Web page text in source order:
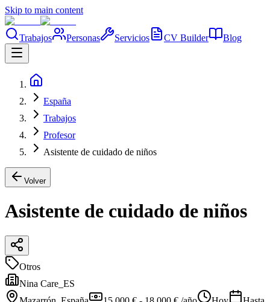
Skip to main content
Trabajos Personas Servicios CV Builder Blog
España
Trabajos
Profesor
Asistente de cuidado de niños
Volver
Asistente de cuidado de niños
Otros
Nina Care_ES